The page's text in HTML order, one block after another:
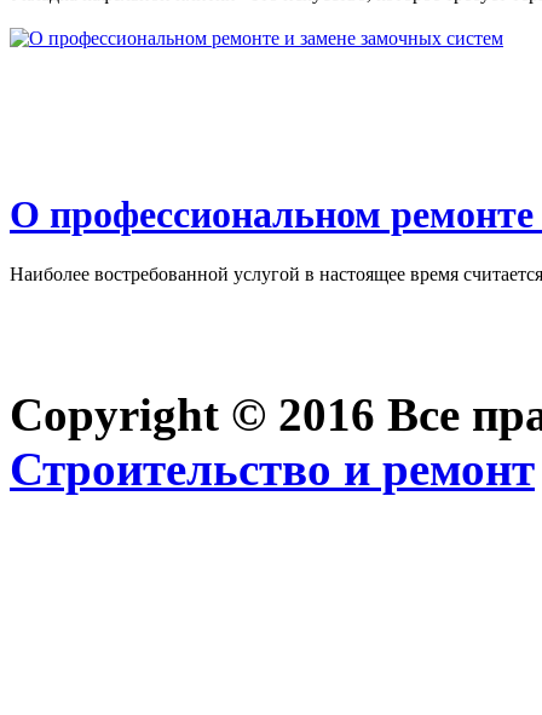
О профессиональном
Наиболее востребованной услугой в настоящее время
Copyright © 2016 Все
Строительство и ремонт